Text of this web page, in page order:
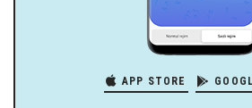
APP STORE